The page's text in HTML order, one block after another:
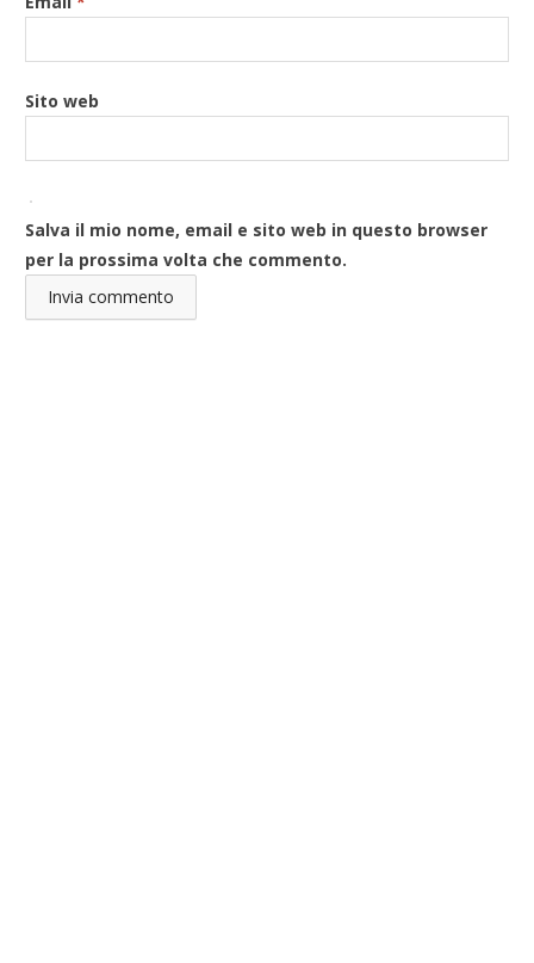
Sito web
Salva il mio nome, email e sito web in questo browser
per la prossima volta che commento.